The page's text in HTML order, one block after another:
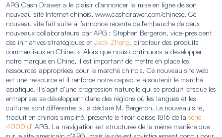
APG Cash Drawer a le plaisir d’annoncer la mise en ligne de son
nouveau site Internet chinois, www.cashdrawer.com/chinese. Ce
nouveau site fait suite à l’annonce récente de l’embauche de deux
nouveaux collaborateurs par APG : Stephen Bergeron, vice-président
des initiatives stratégiques et Jack Zheng, directeur des produits
commerciaux en Chine. « Alors que nous continuons à développer
notre marque en Chine, il est important de mettre en place les
ressources appropriées pour le marché chinois. Ce nouveau site web
est une ressource et il renforce notre capacité à soutenir le marché
asiatique. Il s’agit d’une progression naturelle qui se produit lorsque les
entreprises se développent dans des régions où les langues et les
cultures sont différentes », a déclaré M. Bergeron. Le nouveau site,
traduit en chinois simplifié, présente le tiroir-caisse 1816 de la série
4000 d’ APG. La navigation est structurée de la même manière que